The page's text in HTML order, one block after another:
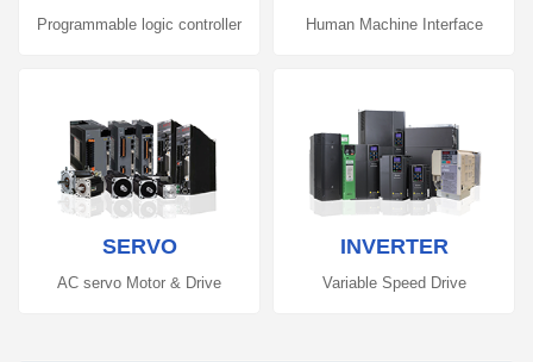
Programmable logic controller Human Machine Interface
SERVO
AC servo Motor & Drive
INVERTER
Variable Speed Drive